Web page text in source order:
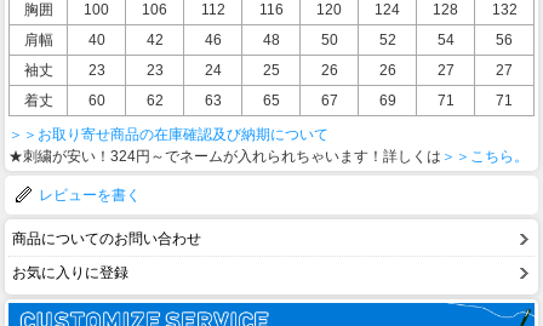
胸囲 100 106 112 116 120 124 128
132
肩幅
40 42 46 48 50 52 54
56
袖丈
23 23 24 25 26 26 27
27
着丈
60 62 63 65 67 69 71
71
＞＞お取り寄せ商品の在庫確認及び納期について
★刺繍が安い！324円～でネームが入れられちゃいます！詳しくは ＞＞こちら。
レビューを書く
商品についてのお問い合わせ
お気に入りに登録